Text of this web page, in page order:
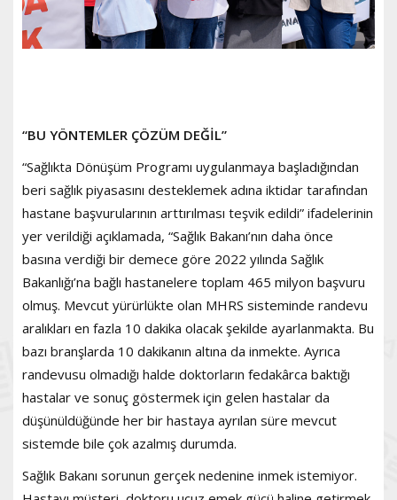
“BU YÖNTEMLER ÇÖZÜM DEĞİL”
“Sağlıkta Dönüşüm Programı uygulanmaya başladığından
beri sağlık piyasasını desteklemek adına iktidar tarafından
hastane başvurularının arttırılması teşvik edildi” ifadelerinin
yer verildiği açıklamada, “Sağlık Bakanı’nın daha önce
basına verdiği bir demece göre 2022 yılında Sağlık
Bakanlığı’na bağlı hastanelere toplam 465 milyon başvuru
olmuş. Mevcut yürürlükte olan MHRS sisteminde randevu
aralıkları en fazla 10 dakika olacak şekilde ayarlanmakta. Bu
bazı branşlarda 10 dakikanın altına da inmekte. Ayrıca
randevusu olmadığı halde doktorların fedakârca baktığı
hastalar ve sonuç göstermek için gelen hastalar da
düşünüldüğünde her bir hastaya ayrılan süre mevcut
sistemde bile çok azalmış durumda.
Sağlık Bakanı sorunun gerçek nedenine inmek istemiyor.